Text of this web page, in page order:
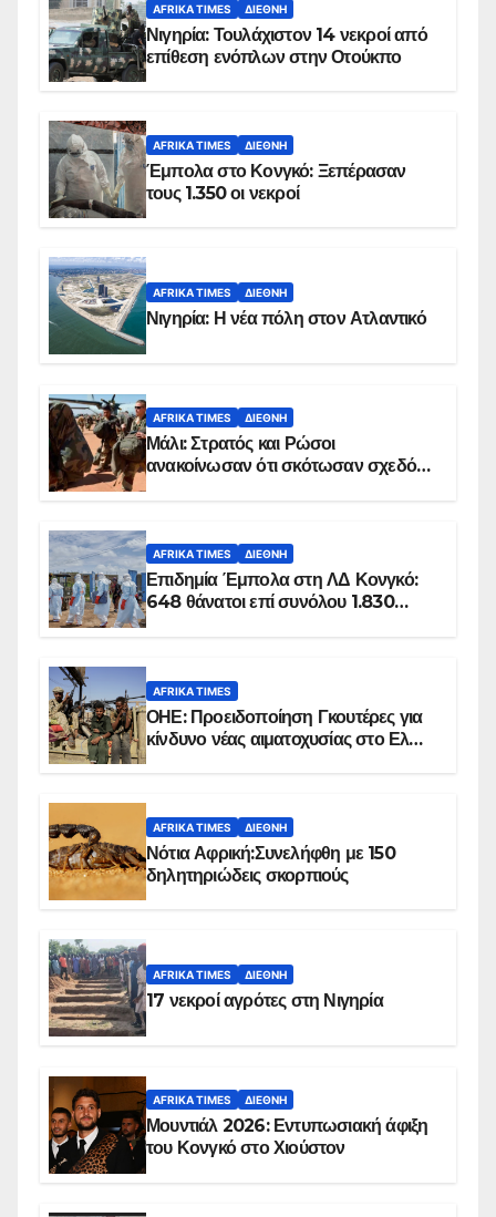
AFRIKA TIMES ΔΙΕΘΝΉ
Νιγηρία: Τουλάχιστον 14 νεκροί από
επίθεση ενόπλων στην Οτούκπο
AFRIKA TIMES ΔΙΕΘΝΉ
Έμπολα στο Κονγκό: Ξεπέρασαν
τους 1.350 οι νεκροί
AFRIKA TIMES ΔΙΕΘΝΉ
Νιγηρία: Η νέα πόλη στον Ατλαντικό
AFRIKA TIMES ΔΙΕΘΝΉ
Μάλι: Στρατός και Ρώσοι
ανακοίνωσαν ότι σκότωσαν σχεδόν
AFRIKA TIMES ΔΙΕΘΝΉ
Επιδημία Έμπολα στη ΛΔ Κονγκό:
648 θάνατοι επί συνόλου 1.830
AFRIKA TIMES
ΟΗΕ: Προειδοποίηση Γκουτέρες για
κίνδυνο νέας αιματοχυσίας στο Ελ
AFRIKA TIMES ΔΙΕΘΝΉ
Νότια Αφρική:Συνελήφθη με 150
δηλητηριώδεις σκορπιούς
AFRIKA TIMES ΔΙΕΘΝΉ
17 νεκροί αγρότες στη Νιγηρία
AFRIKA TIMES ΔΙΕΘΝΉ
Μουντιάλ 2026: Εντυπωσιακή άφιξη
του Κονγκό στο Χιούστον